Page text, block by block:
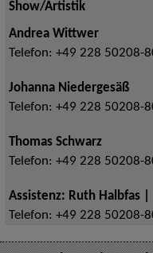
Show/Artistik
Andrea Wittwer
Telefon: +49 228 50208-
Johanna Niedergesäß
Telefon: +49 228 50208-
Thomas Schwarz
Telefon: +49 228 50208-
Assistenz: Ruth Halbfas |
Telefon: +49 228 50208-